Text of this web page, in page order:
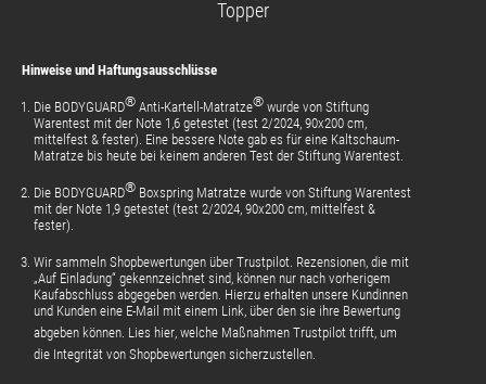
Topper
Hinweise und Haftungsausschlüsse
Die BODYGUARD® Anti-Kartell-Matratze® wurde von Stiftung
Warentest mit der Note 1,6 getestet (test 2/2024, 90x200 cm,
mittelfest & fester). Eine bessere Note gab es für eine Kaltschaum-
Matratze bis heute bei keinem anderen Test der Stiftung Warentest.
Die BODYGUARD® Boxspring Matratze wurde von Stiftung Warentest
mit der Note 1,9 getestet (test 2/2024, 90x200 cm, mittelfest &
fester).
Wir sammeln Shopbewertungen über Trustpilot. Rezensionen, die mit
„Auf Einladung“ gekennzeichnet sind, können nur nach vorherigem
Kaufabschluss abgegeben werden. Hierzu erhalten unsere Kundinnen
und Kunden eine E-Mail mit einem Link, über den sie ihre Bewertung
abgeben können. Lies hier, welche Maßnahmen Trustpilot trifft, um
die Integrität von Shopbewertungen sicherzustellen.